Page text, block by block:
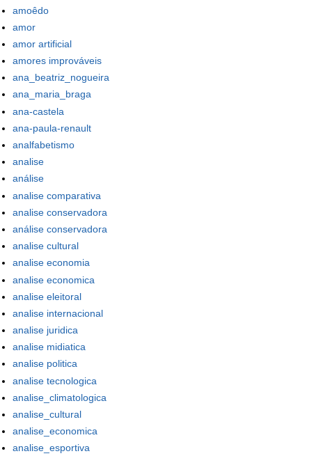
amoêdo
amor
amor artificial
amores improváveis
ana_beatriz_nogueira
ana_maria_braga
ana-castela
ana-paula-renault
analfabetismo
analise
análise
analise comparativa
analise conservadora
análise conservadora
analise cultural
analise economia
analise economica
analise eleitoral
analise internacional
analise juridica
analise midiatica
analise politica
analise tecnologica
analise_climatologica
analise_cultural
analise_economica
analise_esportiva